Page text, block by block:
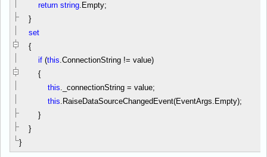
return string.Empty;
}
set
{
if (this.ConnectionString != value)
{
this._connectionString = value;
this.RaiseDataSourceChangedEvent(EventArgs.Empty);
}
}
}